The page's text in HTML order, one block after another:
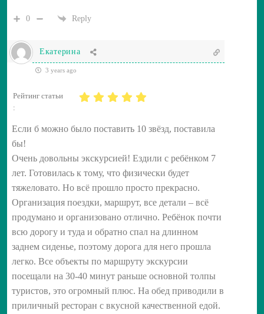
0 Reply
Екатерина
3 years ago
Рейтинг статьи
:
Если б можно было поставить 10 звёзд, поставила
бы!
Очень довольны экскурсией! Ездили с ребёнком 7
лет. Готовилась к тому, что физически будет
тяжеловато. Но всё прошло просто прекрасно.
Организация поездки, маршрут, все детали – всё
продумано и организовано отлично. Ребёнок почти
всю дорогу и туда и обратно спал на длинном
заднем сиденье, поэтому дорога для него прошла
легко. Все объекты по маршруту экскурсии
посещали на 30-40 минут раньше основной толпы
туристов, это огромный плюс. На обед приводили в
приличный ресторан с вкусной качественной едой.